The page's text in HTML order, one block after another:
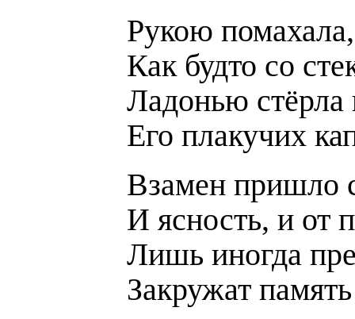
Рукою
Как будто со
Ладонью стёрла
Его плакучих
Взамен пришло
И ясность, и от
Лишь иногда
Закружат